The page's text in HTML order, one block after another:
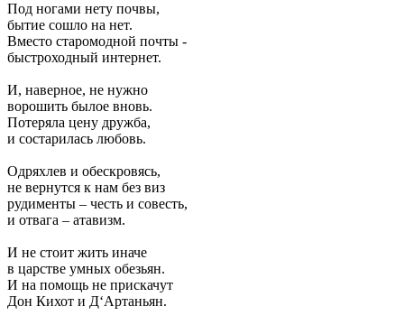
Под ногами нету почвы,
бытие сошло на нет.
Вместо старомодной почты -
быстроходный интернет.
И, наверное, не нужно
ворошить былое вновь.
Потеряла цену дружба,
и состарилась любовь.
Одряхлев и обескровясь,
не вернутся к нам без виз
рудименты – честь и совесть,
и отвага – атавизм.
И не стоит жить иначе
в царстве умных обезьян.
И на помощь не прискачут
Дон Кихот и Д‘Артаньян.